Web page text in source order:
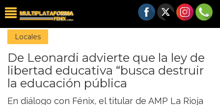
Locales
De Leonardi advierte que la ley de
libertad educativa “busca destruir
la educación pública
En diálogo con Fénix, el titular de AMP La Rioja